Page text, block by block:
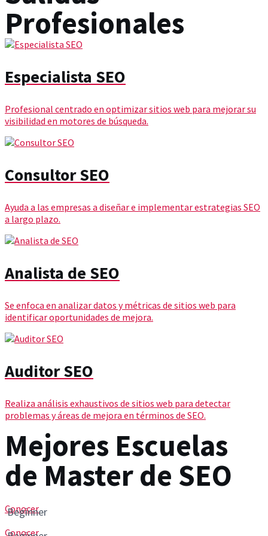
Profesionales
Especialista SEO
Profesional centrado en optimizar sitios web para mejorar su
visibilidad en motores de búsqueda.
Consultor SEO
Ayuda a las empresas a diseñar e implementar estrategias SEO
a largo plazo.
Analista de SEO
Se enfoca en analizar datos y métricas de sitios web para
identificar oportunidades de mejora.
Auditor SEO
Realiza análisis exhaustivos de sitios web para detectar
problemas y áreas de mejora en términos de SEO.
Mejores Escuelas
de Master de SEO
Beginner
Conocer
Conocer